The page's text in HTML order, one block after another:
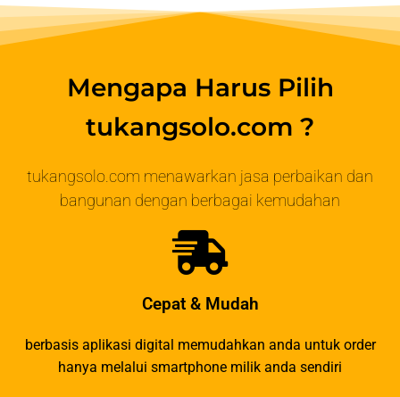
Mengapa Harus Pilih
tukangsolo.com ?
tukangsolo.com menawarkan jasa perbaikan dan
bangunan dengan berbagai kemudahan
Cepat & Mudah
berbasis aplikasi digital memudahkan anda untuk order
hanya melalui smartphone milik anda sendiri